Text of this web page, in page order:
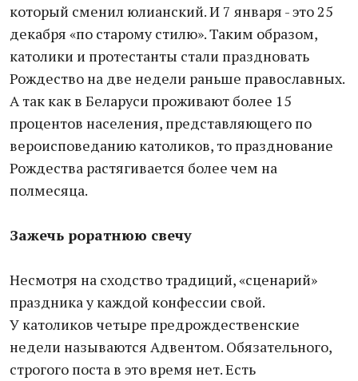
который сменил юлианский. И 7 января - это 25
декабря «по старому стилю». Таким образом,
католики и протестанты стали праздновать
Рождество на две недели раньше православных.
А так как в Беларуси проживают более 15
процентов населения, представляющего по
вероисповеданию католиков, то празднование
Рождества растягивается более чем на
полмесяца.
Зажечь роратнюю свечу
Несмотря на сходство традиций, «сценарий»
праздника у каждой конфессии свой.
У католиков четыре предрождественские
недели называются Адвентом. Обязательного,
строгого поста в это время нет. Есть